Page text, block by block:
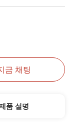
금 채팅
품 설명